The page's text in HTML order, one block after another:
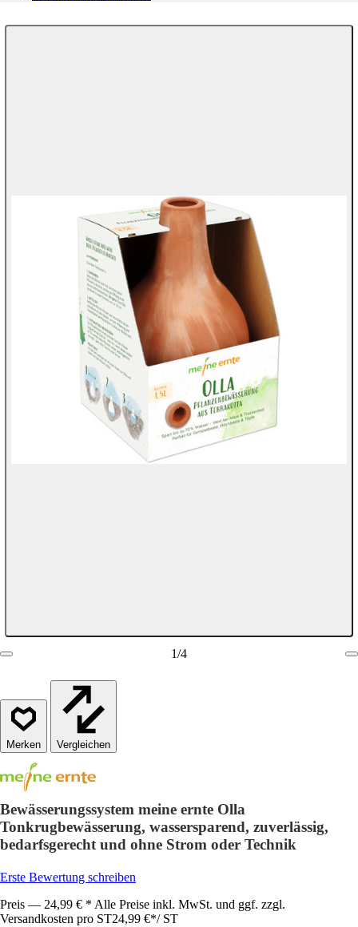
1/4
Vergleichen
Bewässerungssystem meine ernte Olla
Tonkrugbewässerung, wassersparend, zuverlässig,
bedarfsgerecht und ohne Strom oder Technik
Erste Bewertung schreiben
Preis — 24,99 € * Alle Preise inkl. MwSt. und ggf. zzgl.
Versandkosten pro ST24,99 €*/ ST